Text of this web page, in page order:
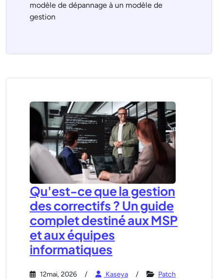
modèle de dépannage à un modèle de
gestion
Qu'est-ce que la gestion
des correctifs ? Un guide
complet destiné aux MSP
et aux équipes
informatiques
12mai, 2026 Kaseya
Patch